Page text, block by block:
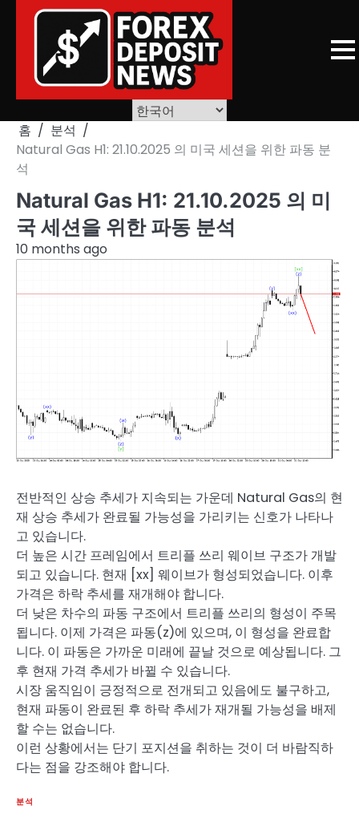
홈
분석
Natural Gas H1: 21.10.2025 의 미국 세션을 위한 파동 분
석
Natural Gas H1: 21.10.2025 의 미
국 세션을 위한 파동 분석
10 months ago
전반적인 상승 추세가 지속되는 가운데 Natural Gas의 현
재 상승 추세가 완료될 가능성을 가리키는 신호가 나타나
고 있습니다.
더 높은 시간 프레임에서 트리플 쓰리 웨이브 구조가 개발
되고 있습니다. 현재 [xx] 웨이브가 형성되었습니다. 이후
가격은 하락 추세를 재개해야 합니다.
더 낮은 차수의 파동 구조에서 트리플 쓰리의 형성이 주목
됩니다. 이제 가격은 파동(z)에 있으며, 이 형성을 완료합
니다. 이 파동은 가까운 미래에 끝날 것으로 예상됩니다. 그
후 현재 가격 추세가 바뀔 수 있습니다.
시장 움직임이 긍정적으로 전개되고 있음에도 불구하고,
현재 파동이 완료된 후 하락 추세가 재개될 가능성을 배제
할 수는 없습니다.
이런 상황에서는 단기 포지션을 취하는 것이 더 바람직하
다는 점을 강조해야 합니다.
분석